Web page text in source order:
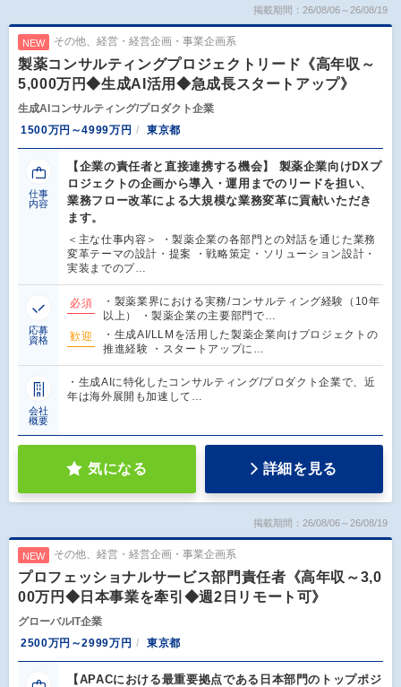
掲載期間：26/08/06～26/08/19
NEW その他、経営・経営企画・事業企画系
製薬コンサルティングプロジェクトリード《高年収～
5,000万円◆生成AI活用◆急成長スタートアップ》
生成AIコンサルティング/プロダクト企業
1500万円～4999万円
東京都
仕事
内容
【企業の責任者と直接連携する機会】 製薬企業向けDXプ
ロジェクトの企画から導入・運用までのリードを担い、
業務フロー改革による大規模な業務変革に貢献いただき
ます。
＜主な仕事内容＞ ・製薬企業の各部門との対話を通じた業務
変革テーマの設計・提案 ・戦略策定・ソリューション設計・
実装までのプ…
応募
資格
必須
・製薬業界における実務/コンサルティング経験（10年
以上） ・製薬企業の主要部門で…
歓迎
・生成AI/LLMを活用した製薬企業向けプロジェクトの
推進経験 ・スタートアップに…
会社
概要
・生成AIに特化したコンサルティング/プロダクト企業で、近
年は海外展開も加速して…
気になる 詳細を見る
掲載期間：26/08/06～26/08/19
NEW その他、経営・経営企画・事業企画系
プロフェッショナルサービス部門責任者《高年収～3,0
00万円◆日本事業を牽引◆週2日リモート可》
グローバルIT企業
2500万円～2999万円
東京都
【APACにおける最重要拠点である日本部門のトップポジ